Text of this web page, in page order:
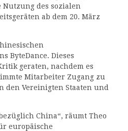
des sozialen
ab dem 20. März
ByteDance. Dieses
geraten, nachdem es
Mitarbeiter Zugang zu
den Vereinigten Staaten und
China“, räumt Theo
europäische